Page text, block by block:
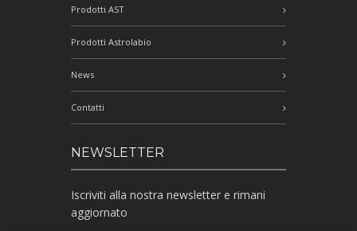
Prodotti AST
Prodotti Astrolabio
News
Contatti
NEWSLETTER
Iscriviti alla nostra newsletter e rimani
aggiornato